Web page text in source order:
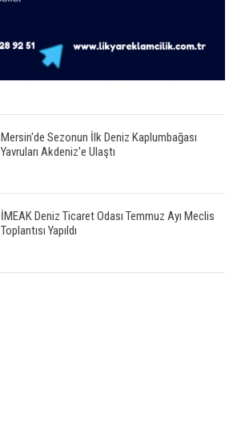
Mersin'de Sezonun İlk Deniz Kaplumbağası
Yavruları Akdeniz'e Ulaştı
İMEAK Deniz Ticaret Odası Temmuz Ayı Meclis
Toplantısı Yapıldı